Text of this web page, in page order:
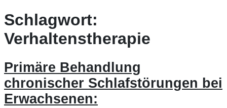
Schlagwort:
Verhaltenstherapie
Primäre Behandlung
chronischer Schlafstörungen bei
Erwachsenen: